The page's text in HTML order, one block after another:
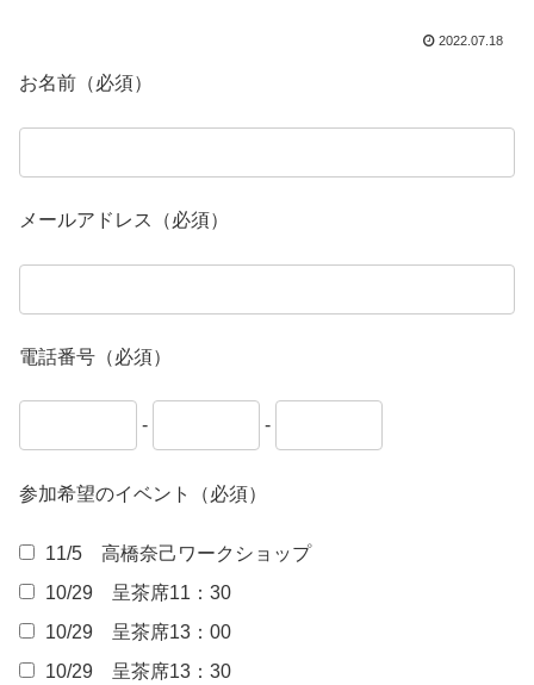
2022.07.18
お名前（必須）
メールアドレス（必須）
電話番号（必須）
- -
参加希望のイベント（必須）
11/5 高橋奈己ワークショップ
10/29 呈茶席11：30
10/29 呈茶席13：00
10/29 呈茶席13：30